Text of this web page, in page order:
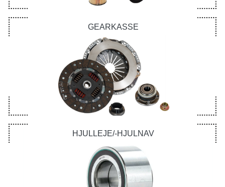
GEARKASSE
HJULLEJE/-HJULNAV